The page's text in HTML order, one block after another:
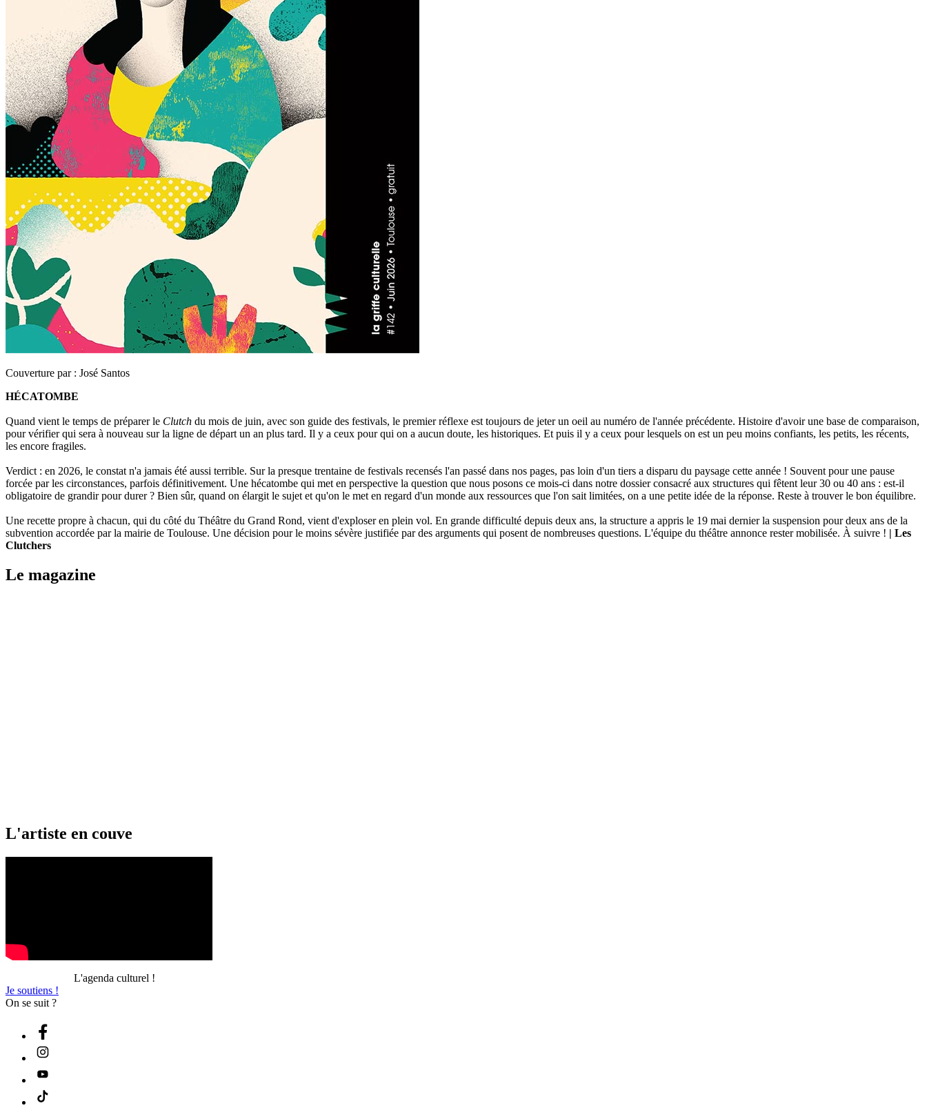
Couverture par : José Santos
HÉCATOMBE
Quand vient le temps de préparer le Clutch du mois de juin, avec son guide des festivals, le premier réflexe est toujours de jeter un oeil au numéro de l'année précédente. Histoire d'avoir une base de comparaison,
pour vérifier qui sera à nouveau sur la ligne de départ un an plus tard. Il y a ceux pour qui on a aucun doute, les historiques. Et puis il y a ceux pour lesquels on est un peu moins confiants, les petits, les récents,
les encore fragiles.
Verdict : en 2026, le constat n'a jamais été aussi terrible. Sur la presque trentaine de festivals recensés l'an passé dans nos pages, pas loin d'un tiers a disparu du paysage cette année ! Souvent pour une pause
forcée par les circonstances, parfois définitivement. Une hécatombe qui met en perspective la question que nous posons ce mois-ci dans notre dossier consacré aux structures qui fêtent leur 30 ou 40 ans : est-il
obligatoire de grandir pour durer ? Bien sûr, quand on élargit le sujet et qu'on le met en regard d'un monde aux ressources que l'on sait limitées, on a une petite idée de la réponse. Reste à trouver le bon équilibre.
Une recette propre à chacun, qui du côté du Théâtre du Grand Rond, vient d'exploser en plein vol. En grande difficulté depuis deux ans, la structure a appris le 19 mai dernier la suspension pour deux ans de la
subvention accordée par la mairie de Toulouse. Une décision pour le moins sévère justifiée par des arguments qui posent de nombreuses questions. L'équipe du théâtre annonce rester mobilisée. À suivre ! | Les
Clutchers
Le magazine
L'artiste en couve
L'agenda culturel !
Je soutiens !
On se suit ?